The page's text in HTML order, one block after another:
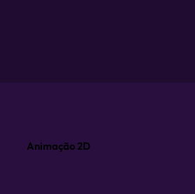
Animação 2D